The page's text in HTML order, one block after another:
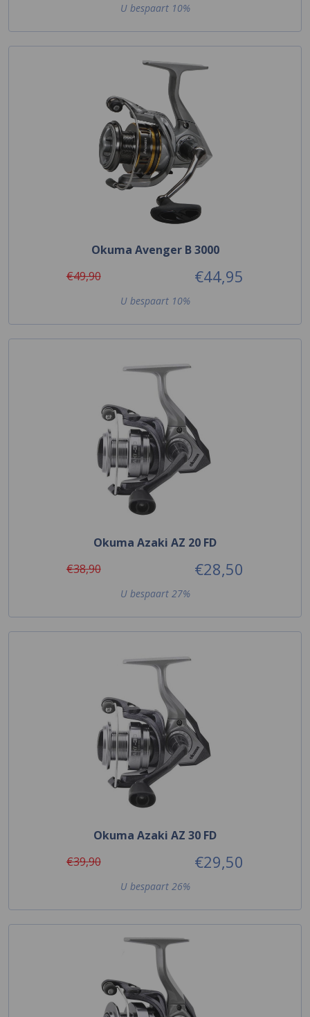
U bespaart 10%
Okuma Avenger B 3000
€49,90
€44,95
U bespaart 10%
Okuma Azaki AZ 20 FD
€38,90
€28,50
U bespaart 27%
Okuma Azaki AZ 30 FD
€39,90
€29,50
U bespaart 26%